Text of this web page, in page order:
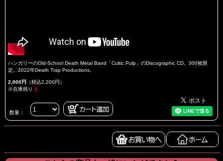
ハンガリーのOld-School Death Metal Band「Cultic Pulp」のDiscographic CD。300枚限
定。2022年Death Trap Productions。
2,000円 （税込2,200円）
※在庫残り 3
数量：